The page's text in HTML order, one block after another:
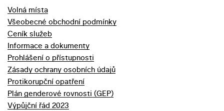
Volná místa
Všeobecné obchodní podmínky
Ceník služeb
Informace a dokumenty
Prohlášení o přístupnosti
Zásady ochrany osobních údajů
Protikorupční opatření
Plán genderové rovnosti (GEP)
Výpůjční řád 2023